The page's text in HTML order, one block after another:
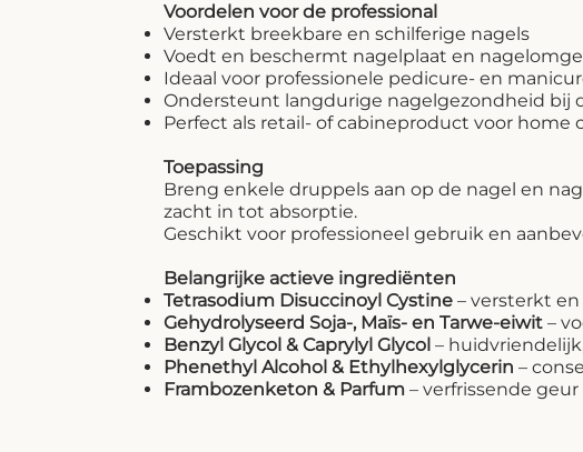
Voordelen voor de professional
Versterkt breekbare en schilferige nagels
Voedt en beschermt nagelplaat en
Ideaal voor professionele pedicure- en
Ondersteunt langdurige nagelgezondheid bij
Perfect als retail- of cabineproduct voor home
Toepassing
Breng enkele druppels aan op de nagel en
zacht in tot absorptie.
Geschikt voor professioneel gebruik en
Belangrijke actieve ingrediënten
Tetrasodium Disuccinoyl Cystine– versterkt
Gehydrolyseerd Soja-, Maïs- en Tarwe-eiwit–
Benzyl Glycol & Caprylyl Glycol–
Phenethyl Alcohol & Ethylhexylglycerin –
Frambozenketon & Parfum– verfrissende